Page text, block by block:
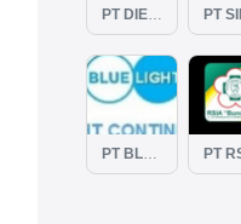
PT DIENZEE PERKASA ABADI
PT BLUELIGHT CONTINENTAL ABADI